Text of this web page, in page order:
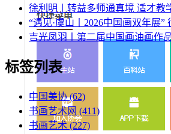
徐利明丨转益多师通真境 适才教
“遇见·虞山丨2026中国画双年展”
吉光凤羽丨第二届中国画油画作
标签列表
中国美协(62)
书画艺术网 (411)
书画艺术 (227)